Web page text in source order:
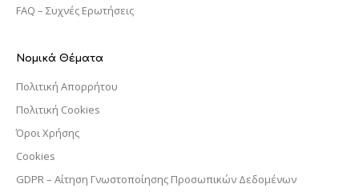
FAQ – Συχνές Ερωτήσεις
Νομικά Θέματα
Πολιτική Απορρήτου
Πολιτική Cookies
Όροι Χρήσης
Cookies
GDPR – Αίτηση Γνωστοποίησης Προσωπικών Δεδομένων